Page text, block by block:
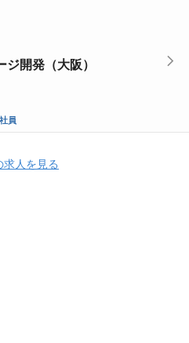
ジ開発（大阪）
員
求人を見る